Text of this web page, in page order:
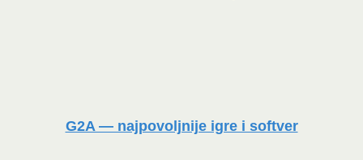
G2A — najpovoljnije igre i softver